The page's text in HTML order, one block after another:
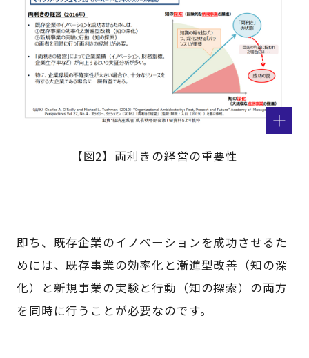
【図2】両利きの経営の重要性
即ち、既存企業のイノベーションを成功させるた
めには、既存事業の効率化と漸進型改善（知の深
化）と新規事業の実験と行動（知の探索）の両方
を同時に行うことが必要なのです。